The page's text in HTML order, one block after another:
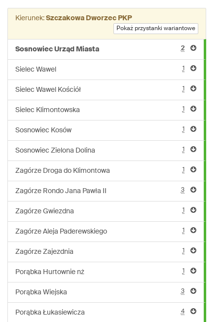
Kierunek: Szczakowa Dworzec PKP
Pokaż przystanki wariantowe
Sosnowiec Urząd Miasta 2
Sielec Wawel 1
Sielec Wawel Kościół 1
Sielec Klimontowska 1
Sosnowiec Kosów 1
Sosnowiec Zielona Dolina 1
Zagórze Droga do Klimontowa 1
Zagórze Rondo Jana Pawła II 3
Zagórze Gwiezdna 1
Zagórze Aleja Paderewskiego 1
Zagórze Zajezdnia 1
Porąbka Hurtownie nż 1
Porąbka Wiejska 3
Porąbka Łukasiewicza 4